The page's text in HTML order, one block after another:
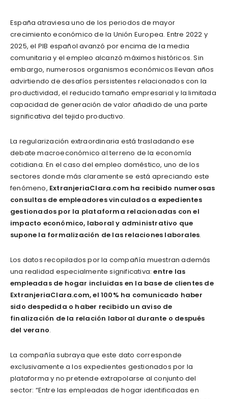
España atraviesa uno de los periodos de mayor
crecimiento económico de la Unión Europea. Entre 2022 y
2025, el PIB español avanzó por encima de la media
comunitaria y el empleo alcanzó máximos históricos. Sin
embargo, numerosos organismos económicos llevan años
advirtiendo de desafíos persistentes relacionados con la
productividad, el reducido tamaño empresarial y la limitada
capacidad de generación de valor añadido de una parte
significativa del tejido productivo.
La regularización extraordinaria está trasladando ese
debate macroeconómico al terreno de la economía
cotidiana. En el caso del empleo doméstico, uno de los
sectores donde más claramente se está apreciando este
fenómeno, ExtranjeriaClara.com ha recibido numerosas
consultas de empleadores vinculados a expedientes
gestionados por la plataforma relacionadas con el
impacto económico, laboral y administrativo que
supone la formalización de las relaciones laborales.
Los datos recopilados por la compañía muestran además
una realidad especialmente significativa:entre las
empleadas de hogar incluidas en la base de clientes de
ExtranjeriaClara.com, el 100% ha comunicado haber
sido despedida o haber recibido un aviso de
finalización de la relación laboral durante o después
del verano.
La compañía subraya que este dato corresponde
exclusivamente a los expedientes gestionados por la
plataforma y no pretende extrapolarse al conjunto del
sector: “Entre las empleadas de hogar identificadas en